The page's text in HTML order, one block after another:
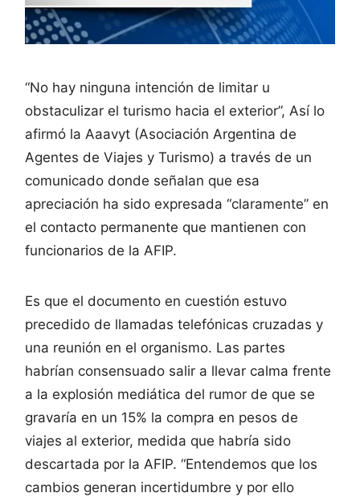
“No hay ninguna intención de limitar u
obstaculizar el turismo hacia el exterior”, Así lo
afirmó la Aaavyt (Asociación Argentina de
Agentes de Viajes y Turismo) a través de un
comunicado donde señalan que esa
apreciación ha sido expresada “claramente” en
el contacto permanente que mantienen con
funcionarios de la AFIP.
Es que el documento en cuestión estuvo
precedido de llamadas telefónicas cruzadas y
una reunión en el organismo. Las partes
habrían consensuado salir a llevar calma frente
a la explosión mediática del rumor de que se
gravaría en un 15% la compra en pesos de
viajes al exterior, medida que habría sido
descartada por la AFIP. “Entendemos que los
cambios generan incertidumbre y por ello